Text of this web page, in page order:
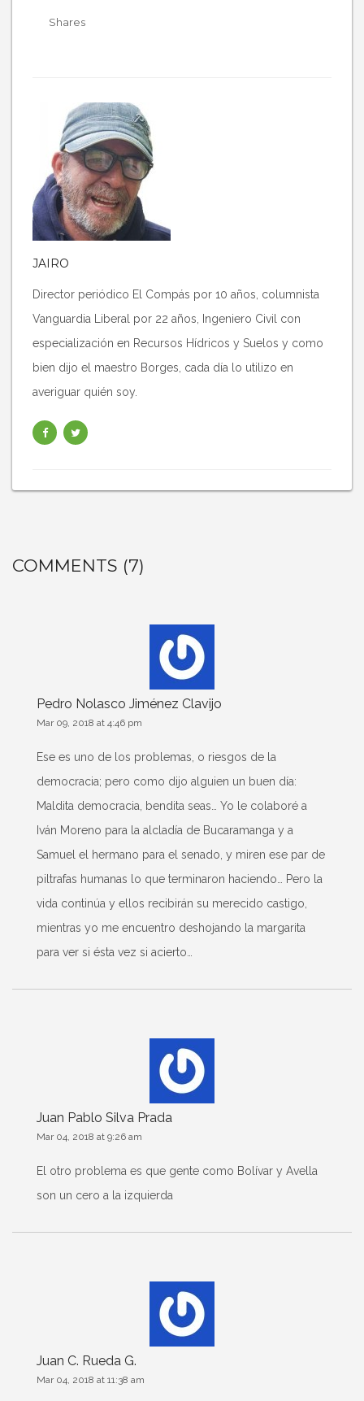
Shares
JAIRO
Director periódico El Compás por 10 años, columnista
Vanguardia Liberal por 22 años, Ingeniero Civil con
especialización en Recursos Hídricos y Suelos y como
bien dijo el maestro Borges, cada día lo utilizo en
averiguar quién soy.
COMMENTS (7)
Pedro Nolasco Jiménez Clavijo
Mar 09, 2018 at 4:46 pm
Ese es uno de los problemas, o riesgos de la
democracia; pero como dijo alguien un buen día:
Maldita democracia, bendita seas… Yo le colaboré a
Iván Moreno para la alcladía de Bucaramanga y a
Samuel el hermano para el senado, y miren ese par de
piltrafas humanas lo que terminaron haciendo… Pero la
vida continúa y ellos recibirán su merecido castigo,
mientras yo me encuentro deshojando la margarita
para ver si ésta vez si acierto…
Juan Pablo Silva Prada
Mar 04, 2018 at 9:26 am
El otro problema es que gente como Bolívar y Avella
son un cero a la izquierda
Juan C. Rueda G.
Mar 04, 2018 at 11:38 am